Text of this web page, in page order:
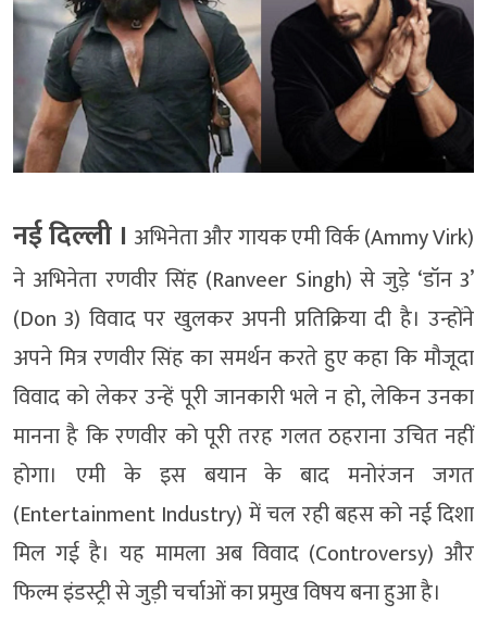
नई दिल्ली । अभिनेता और गायक एमी विर्क (Ammy Virk)
ने अभिनेता रणवीर सिंह (Ranveer Singh) से जुड़े ‘डॉन 3’
(Don 3) विवाद पर खुलकर अपनी प्रतिक्रिया दी है। उन्होंने
अपने मित्र रणवीर सिंह का समर्थन करते हुए कहा कि मौजूदा
विवाद को लेकर उन्हें पूरी जानकारी भले न हो, लेकिन उनका
मानना है कि रणवीर को पूरी तरह गलत ठहराना उचित नहीं
होगा। एमी के इस बयान के बाद मनोरंजन जगत
(Entertainment Industry) में चल रही बहस को नई दिशा
मिल गई है। यह मामला अब विवाद (Controversy) और
फिल्म इंडस्ट्री से जुड़ी चर्चाओं का प्रमुख विषय बना हुआ है।